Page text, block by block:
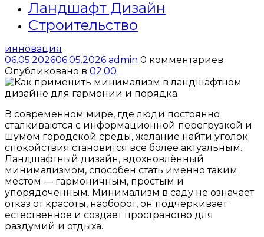
Ландшафт Дизайн
Строительство
инновация
06.05.202606.05.2026 admin 0 комментариев
Опубликовано в 02:00
В современном мире, где люди постоянно
сталкиваются с информационной перегрузкой и
шумом городской среды, желание найти уголок
спокойствия становится всё более актуальным.
Ландшафтный дизайн, вдохновлённый
минимализмом, способен стать именно таким
местом — гармоничным, простым и
упорядоченным. Минимализм в саду не означает
отказ от красоты, наоборот, он подчёркивает
естественное и создает пространство для
раздумий и отдыха.